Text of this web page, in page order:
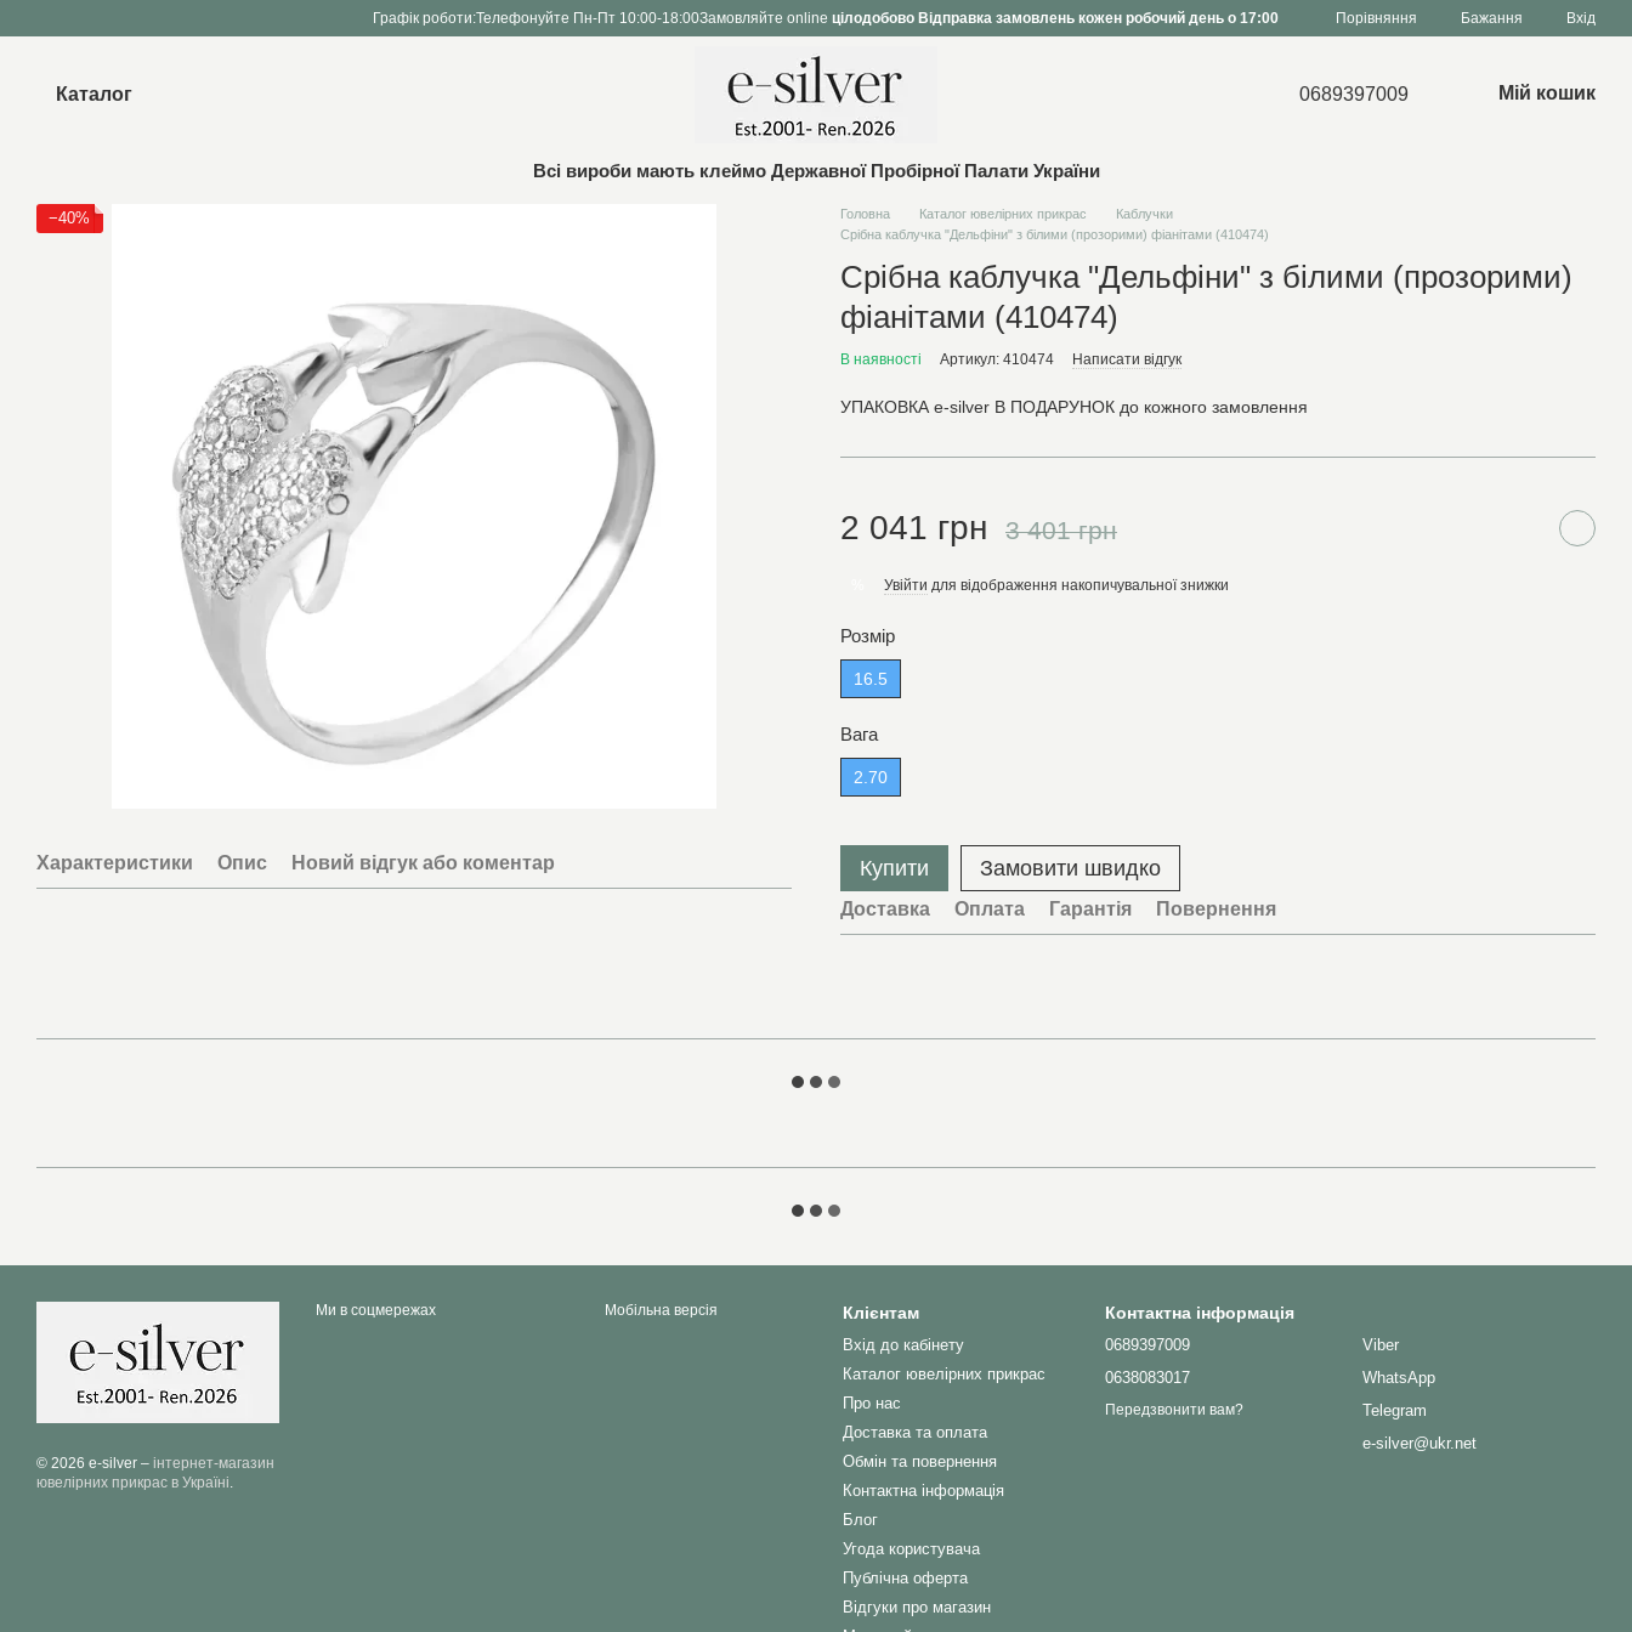
Графік роботи:Телефонуйте Пн-Пт 10:00-18:00Замовляйте online цілодобово Відправка замовлень кожен робочий день о 17:00 Порівняння Бажання Вхід
Каталог 0689397009 Мій кошик
Всі вироби мають клеймо Державної Пробірної Палати України
−40%
Характеристики Опис Новий відгук або коментар
Головна Каталог ювелірних прикрас
Каблучки
Срібна каблучка "Дельфіни" з білими (прозорими) фіанітами (410474)
Срібна каблучка "Дельфіни" з білими (прозорими)
фіанітами (410474)
В наявності Артикул: 410474 Написати відгук
УПАКОВКА e-silver В ПОДАРУНОК до кожного замовлення
2 041 грн 3 401 грн
Увійти для відображення накопичувальної знижки
Розмір
16.5
Вага
2.70
Купити Замовити швидко
Доставка Оплата Гарантія Повернення
© 2026 e-silver – інтернет-магазин
ювелірних прикрас в Україні.
Ми в соцмережах Мобільна версія Клієнтам
Вхід до кабінету
Каталог ювелірних прикрас
Про нас
Доставка та оплата
Обмін та повернення
Контактна інформація
Блог
Угода користувача
Публічна оферта
Відгуки про магазин
Контактна інформація
0689397009
0638083017
Передзвонити вам?
Viber
WhatsApp
Telegram
e-silver@ukr.net